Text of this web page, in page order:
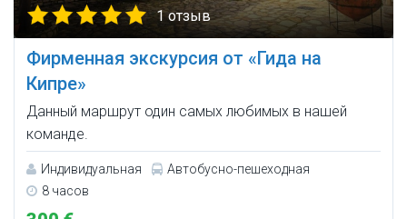
1 отзыв
Фирменная экскурсия от «Гида на
Кипре»
Данный маршрут один самых любимых в нашей
команде.
Индивидуальная
Автобусно-пешеходная
8 часов